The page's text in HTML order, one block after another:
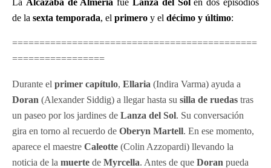
La Alcazaba de Almería fueLanza del Solen dos episodios
de la sexta temporada, el primero y el décimo y último:
=============================================
=================
Durante el primer capítulo, Ellaria (Indira Varma) ayuda a
Doran (Alexander Siddig) a llegar hasta su silla de ruedas tras
un paseo por los jardines de Lanza del Sol. Su conversación
gira en torno al recuerdo de Oberyn Martell. En ese momento,
aparece el maestre Caleotte (Colin Azzopardi) llevando la
noticia de la muerte de Myrcella. Antes de que Doran pueda